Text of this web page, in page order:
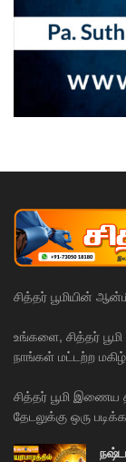
சித்தர் பூமியின்
உங்களை, சித்தர்
நாங்கள் மட்டற்ற
சித்தர் பூமி
தேடலுக்கு ஒரு